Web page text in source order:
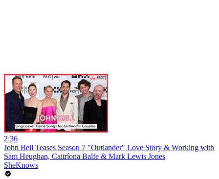
2:36
John Bell Teases Season 7 "Outlander" Love Story & Working with
Sam Heughan, Caitríona Balfe & Mark Lewis Jones
SheKnows